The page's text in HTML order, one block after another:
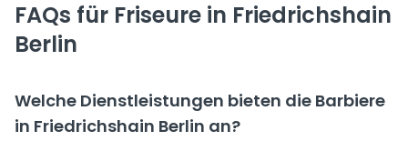
FAQs für Friseure in Friedrichshain
Berlin
Welche Dienstleistungen bieten die Barbiere
in Friedrichshain Berlin an?